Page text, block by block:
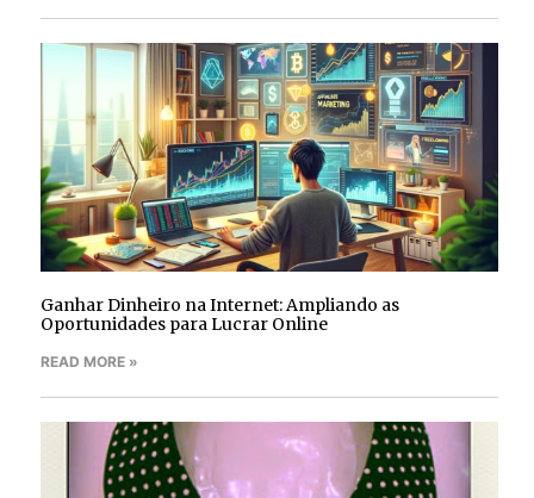
Ganhar Dinheiro na Internet: Ampliando as
Oportunidades para Lucrar Online
READ MORE »